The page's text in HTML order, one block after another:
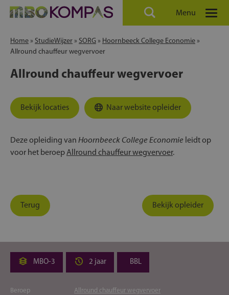
Menu
Home » StudieWijzer » SORG » Hoornbeeck College Economie »
Allround chauffeur wegvervoer
Allround chauffeur wegvervoer
Bekijk locaties Naar website opleider
Deze opleiding van Hoornbeeck College Economie leidt op
voor het beroepAllround chauffeur wegvervoer.
Terug Bekijk opleider
MBO-3 2 jaar BBL
Beroep
Allround chauffeur wegvervoer